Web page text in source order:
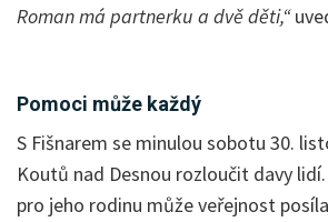
Roman má partnerku a dvě děti,“
Pomoci může každý
S Fišnarem se minulou sobotu 30.
Koutů nad Desnou rozloučit davy
pro jeho rodinu může veřejnost